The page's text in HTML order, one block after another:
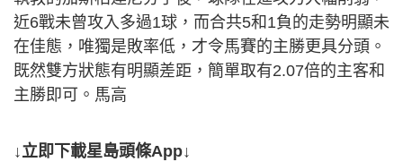
近6戰未曾攻入多過1球，而合共5和1負的走勢明顯未
在佳態，唯獨是敗率低，才令馬賽的主勝更具分頭。
既然雙方狀態有明顯差距，簡單取有2.07倍的主客和
主勝即可。馬高
↓立即下載星島頭條App↓